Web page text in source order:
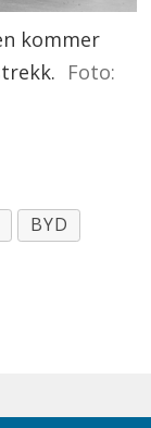
kommer
Foto:
BYD